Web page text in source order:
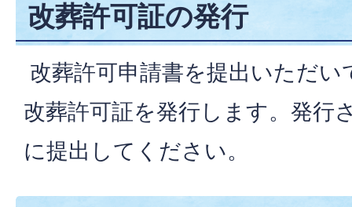
改葬許可証の発行
改葬許可申請書を提出いただい
改葬許可証を発行します。発行
に提出してください。